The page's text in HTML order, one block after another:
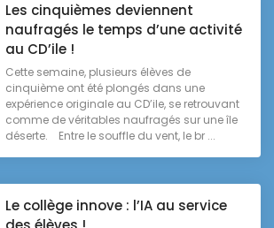
Les cinquièmes deviennent
naufragés le temps d’une activité
au CD’ile !
Cette semaine, plusieurs élèves de
cinquième ont été plongés dans une
expérience originale au CD’ile, se retrouvant
comme de véritables naufragés sur une île
déserte. Entre le souffle du vent, le br ...
Le collège innove : l’IA au service